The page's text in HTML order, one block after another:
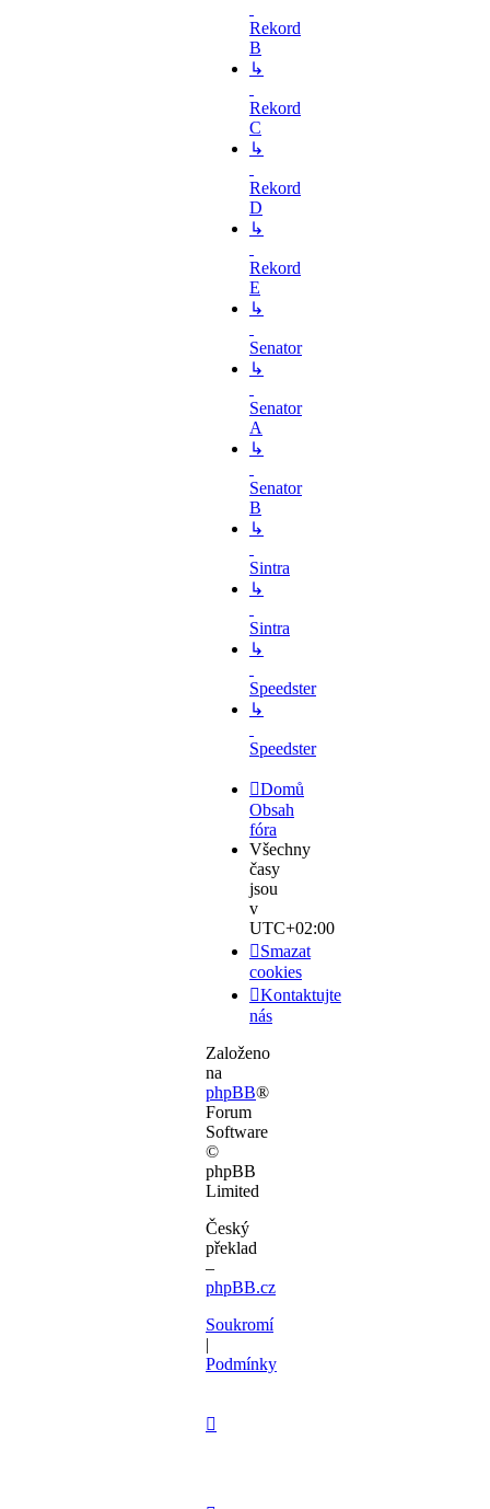
Rekord
B
↳
Rekord
C
↳
Rekord
D
↳
Rekord
E
↳
Senator
↳
Senator
A
↳
Senator
B
↳
Sintra
↳
Sintra
↳
Speedster
↳
Speedster
Domů
Obsah
fóra
Všechny
časy
jsou
v
UTC+02:00
Smazat
cookies
Kontaktujte
nás
Založeno
na
phpBB®
Forum
Software
©
phpBB
Limited
Český
překlad
–
phpBB.cz
Soukromí
|
Podmínky